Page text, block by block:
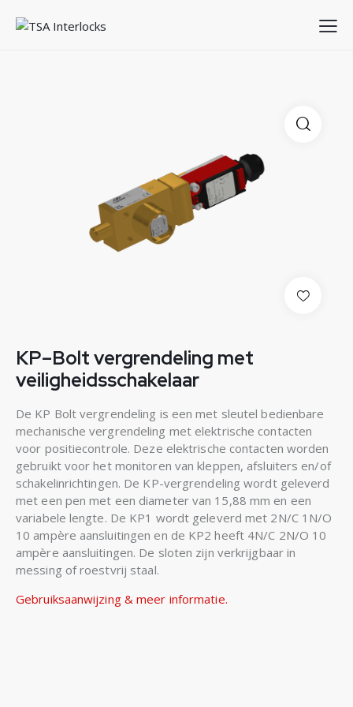
KP–Bolt vergrendeling met
veiligheidsschakelaar
De KP Bolt vergrendeling is een met sleutel bedienbare
mechanische vergrendeling met elektrische contacten
voor positiecontrole. Deze elektrische contacten worden
gebruikt voor het monitoren van kleppen, afsluiters en/of
schakelinrichtingen. De KP-vergrendeling wordt geleverd
met een pen met een diameter van 15,88 mm en een
variabele lengte. De KP1 wordt geleverd met 2N/C 1N/O
10 ampère aansluitingen en de KP2 heeft 4N/C 2N/O 10
ampère aansluitingen. De sloten zijn verkrijgbaar in
messing of roestvrij staal.
Gebruiksaanwijzing & meer informatie.